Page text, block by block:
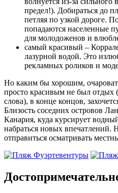
предел!). Добираться до
петляя по узкой дороге.
попадаются населенные
для молодоженов и
самый красивый –
лазурной водой. Это
рекламных роликов и
Но каким бы хорошим,
просто красивым не был отдых
слова), в конце концов,
Близость соседних островов
Канария, куда курсирует
набраться новых
отправиться осматривать